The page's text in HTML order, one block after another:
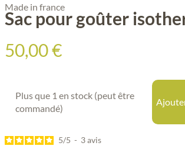
Made in france
Sac pour goûter
50,00€
Plus que 1 en stock (peut être
commandé)
5/5 - 3avis